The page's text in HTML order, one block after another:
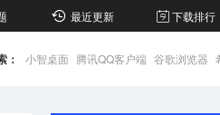
最近更新 下载排行
： 小智桌面 腾讯QQ客户端 谷歌浏览器